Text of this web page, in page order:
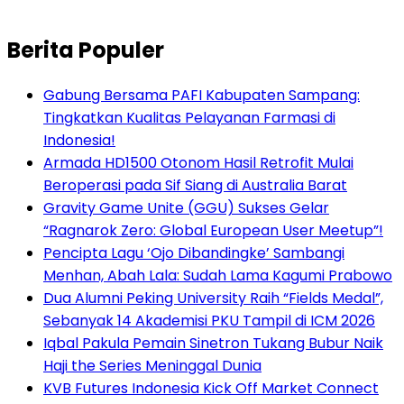
Berita Populer
Gabung Bersama PAFI Kabupaten Sampang:
Tingkatkan Kualitas Pelayanan Farmasi di
Indonesia!
Armada HD1500 Otonom Hasil Retrofit Mulai
Beroperasi pada Sif Siang di Australia Barat
Gravity Game Unite (GGU) Sukses Gelar
“Ragnarok Zero: Global European User Meetup”!
Pencipta Lagu ‘Ojo Dibandingke’ Sambangi
Menhan, Abah Lala: Sudah Lama Kagumi Prabowo
Dua Alumni Peking University Raih “Fields Medal”,
Sebanyak 14 Akademisi PKU Tampil di ICM 2026
Iqbal Pakula Pemain Sinetron Tukang Bubur Naik
Haji the Series Meninggal Dunia
KVB Futures Indonesia Kick Off Market Connect